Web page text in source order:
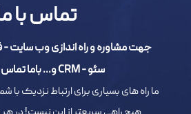
تماس با
جهت مشاوره و راه اندازی وب سایت -
سئو - CRM و... باما تماس بگیرید
ما راه های بسیاری برای ارتباط نزدیک با